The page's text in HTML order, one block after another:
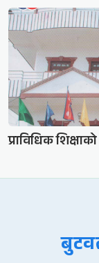
प्राविधिक